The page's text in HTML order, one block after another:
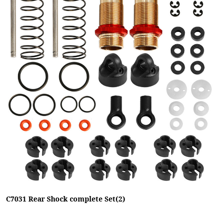
C7031 Rear Shock complete Set(2)